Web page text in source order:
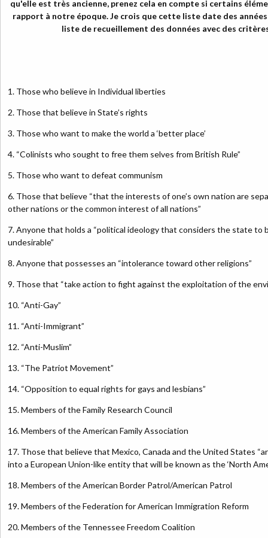
qu'elle est très ancienne, prenez cela en compte si certains
rapport à notre époque. Je crois que cette liste date des
liste de recueillement des données avec des
1. Those who believe in Individual liberties
2. Those that believe in State’s rights
3. Those who want to make the world a ‘better place’
4. “Colinists who sought to free them selves from British Rule”
5. Those who want to defeat communism
6. Those that believe “that the interests of one’s own nation are
other nations or the common interest of all nations”
7. Anyone that holds a “political ideology that considers the state to
undesirable”
8. Anyone that possesses an “intolerance toward other religions”
9. Those that “take action to fight against the exploitation of the
10. “Anti-Gay”
11. “Anti-Immigrant”
12. “Anti-Muslim”
13. “The Patriot Movement”
14. “Opposition to equal rights for gays and lesbians”
15. Members of the Family Research Council
16. Members of the American Family Association
17. Those that believe that Mexico, Canada and the United States
into a European Union-like entity that will be known as the ‘North
18. Members of the American Border Patrol/American Patrol
19. Members of the Federation for American Immigration Reform
20. Members of the Tennessee Freedom Coalition